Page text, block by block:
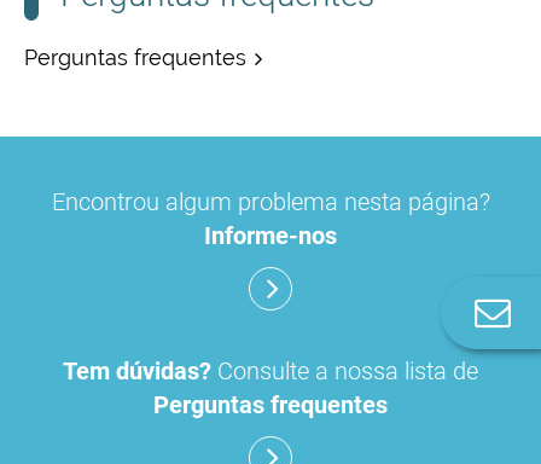
Perguntas frequentes
Encontrou algum problema nesta página?
Informe-nos
Tem dúvidas? Consulte a nossa lista de
Perguntas frequentes